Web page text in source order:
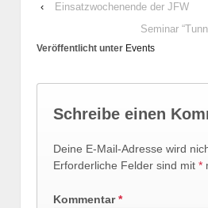
‹
Einsatzwochenende der JFW
Seminar
Veröffentlicht unter Events
Schreibe einen
Deine E-Mail-Adresse wird
Erforderliche Felder sind mit *
Kommentar*